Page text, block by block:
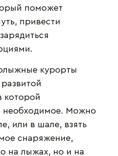
поможет
привести
курорты
которой
необходимое. Можно
или в шале, взять
снаряжение,
на лыжах, но и на